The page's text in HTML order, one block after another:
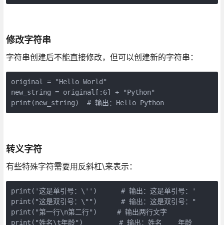
修改字符串
字符串创建后不能直接修改，但可以创建新的字符串：
original = "Hello World"
new_string = original[:6] + "Python"
print(new_string)  # 输出：Hello Python
转义字符
有些特殊字符需要用反斜杠\来表示：
print('这是单引号：\'')      # 输出：这是单引号：'
print("这是双引号：\"")      # 输出：这是双引号："
print("第一行\n第二行")     # 输出两行文字
print("姓名\t年龄")         # 输出：姓名    年龄